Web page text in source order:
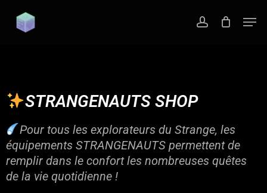
main
STRANGENAUTS SHOP
Pour tous les explorateurs du Strange, les
équipements STRANGENAUTS permettent de
remplir dans le confort les nombreuses quêtes
de la vie quotidienne !